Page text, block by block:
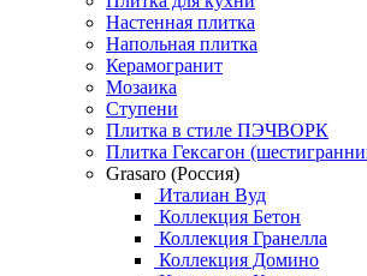
Настенная плитка
Напольная плитка
Керамогранит
Мозаика
Ступени
Плитка в стиле ПЭЧВОРК
Плитка Гексагон
Grasaro (Россия)
Италиан Вуд
Коллекция Бетон
Коллекция Гранелла
Коллекция Домино